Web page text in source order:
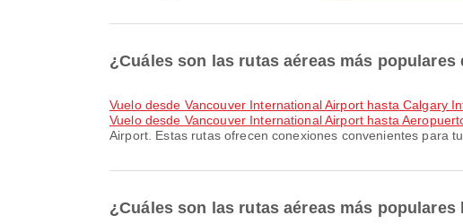
¿Cuáles son las rutas aéreas más
Vuelo desde Vancouver International Airport hasta Calgary
Vuelo desde Vancouver International Airport hasta
Airport. Estas rutas ofrecen conexiones convenientes para tu
¿Cuáles son las rutas aéreas más